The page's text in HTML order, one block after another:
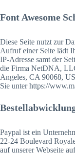
Font Awesome
Diese Seite nutzt zur
Aufruf einer Seite lädt
IP-Adresse samt der
die Firma NetDNA,
Angeles, CA 90068,
Sie unter https://
Paypal ist ein
22-24 Boulevard
auf unserer Webseite